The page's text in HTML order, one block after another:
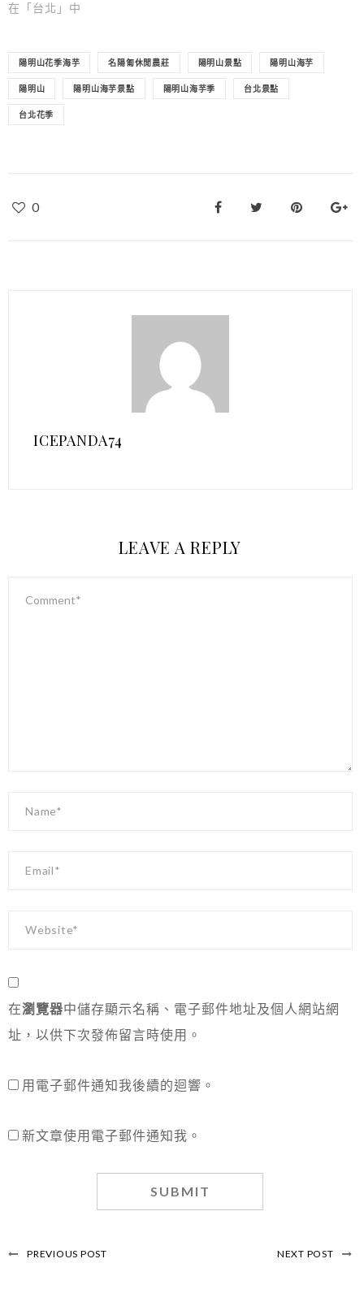
在「台北」中
陽明山花季海芋 名陽匍休閒農莊 陽明山景點 陽明山海芋
陽明山 陽明山海芋景點 陽明山海芋季 台北景點
台北花季
0
ICEPANDA74
LEAVE A REPLY
在瀏覽器中儲存顯示名稱、電子郵件地址及個人網站網
址，以供下次發佈留言時使用。
用電子郵件通知我後續的迴響。
新文章使用電子郵件通知我。
PREVIOUS POST NEXT POST